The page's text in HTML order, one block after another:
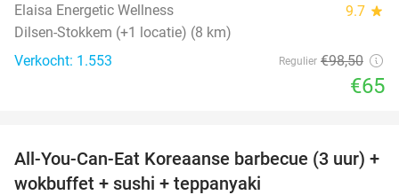
Elaisa Energetic Wellness 9.7 star
Dilsen-Stokkem (+1 locatie) (8 km)
Verkocht: 1.553
Regulier €98,50
€65
21%
All-You-Can-Eat Koreaanse barbecue (3 uur) +
wokbuffet + sushi + teppanyaki